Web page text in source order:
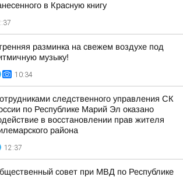
в Красную книгу
разминка на свежем воздухе под
музыку!
10:34
следственного управления СК
по Республике Марий Эл оказано
в восстановлении прав жителя
района
12:37
совет при МВД по Республике